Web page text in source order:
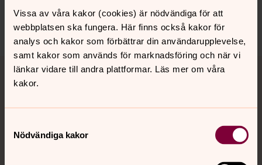
Vissa av våra kakor (cookies) är nödvändiga för att
webbplatsen ska fungera. Här finns också kakor för
analys och kakor som förbättrar din användarupplevelse,
samt kakor som används för marknadsföring och när vi
länkar vidare till andra plattformar. Läs mer om våra
kakor.
Nödvändiga kakor
Dela
Tillbaka till toppen
Tillbaka till innehållet